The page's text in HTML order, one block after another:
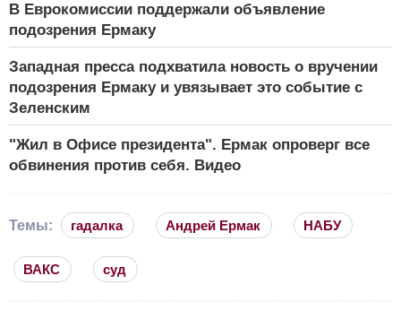
В Еврокомиссии поддержали объявление
подозрения Ермаку
Западная пресса подхватила новость о вручении
подозрения Ермаку и увязывает это событие с
Зеленским
"Жил в Офисе президента". Ермак опроверг все
обвинения против себя. Видео
Темы: гадалка Андрей Ермак НАБУ
ВАКС суд